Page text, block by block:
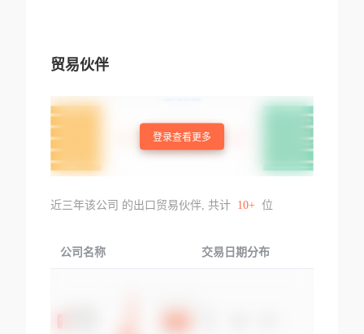
贸易伙伴
登录查看更多
近三年该公司 的出口贸易伙伴, 共计 10+ 位
公司名称 交易日期分布